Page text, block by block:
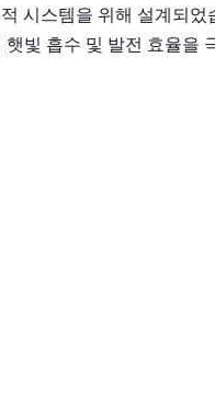
시스템을 위해 설계되었
빛 흡수 및 발전 효율을